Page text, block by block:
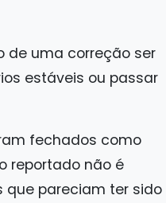
de uma correção ser
estáveis ou passar
fechados como
reportado não é
que pareciam ter sido